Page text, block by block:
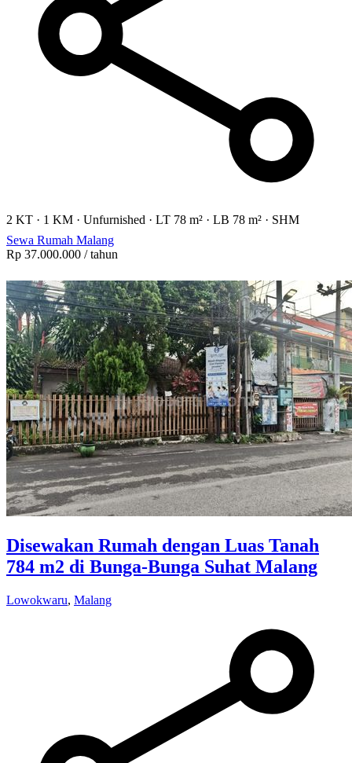
2 KT · 1 KM · Unfurnished · LT 78 m² · LB 78 m² · SHM
Sewa Rumah Malang
Rp 37.000.000 / tahun
Disewakan Rumah dengan Luas Tanah
784 m2 di Bunga-Bunga Suhat Malang
Lowokwaru, Malang